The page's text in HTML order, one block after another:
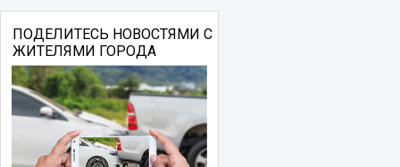
ПОДЕЛИТЕСЬ НОВОСТЯМИ С
ЖИТЕЛЯМИ ГОРОДА